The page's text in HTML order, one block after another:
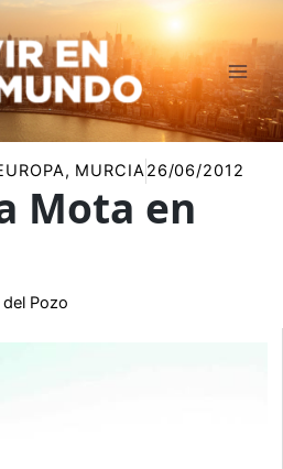
, MURCIA26/06/2012
Mota en
Pozo